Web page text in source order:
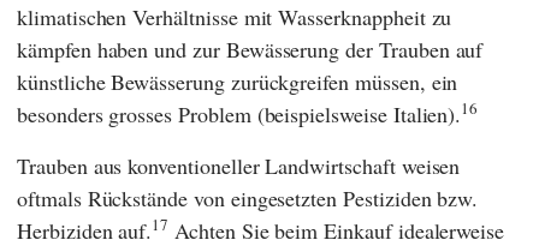
klimatischen Verhältnisse mit Wasserknappheit zu
kämpfen haben und zur Bewässerung der Trauben auf
künstliche Bewässerung zurückgreifen müssen, ein
besonders grosses Problem (beispielsweise Italien).16
Trauben aus konventioneller Landwirtschaft weisen
oftmals Rückstände von eingesetzten Pestiziden bzw.
Herbiziden auf.17 Achten Sie beim Einkauf idealerweise